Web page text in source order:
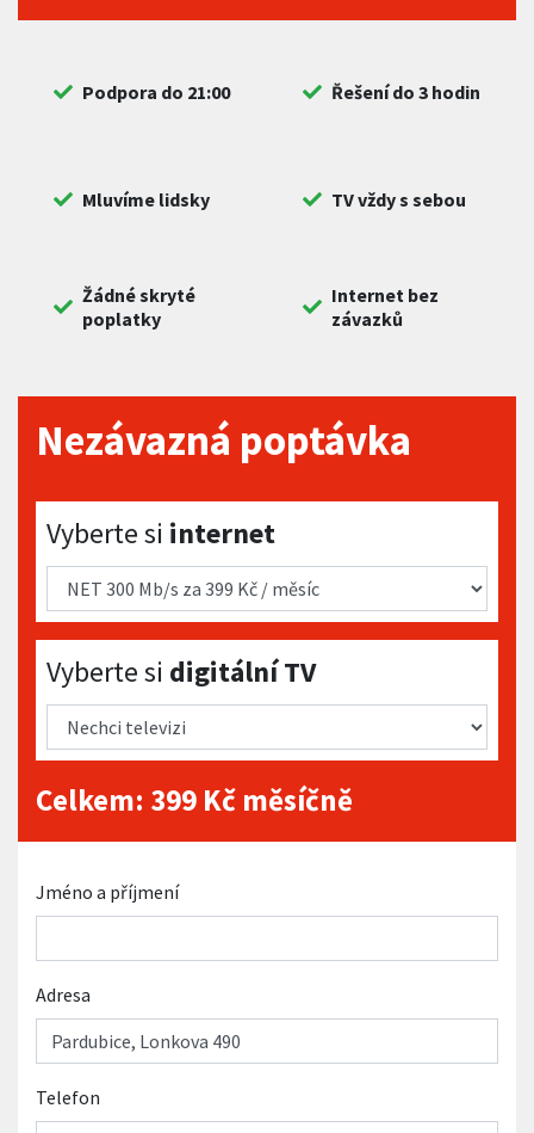
Podpora do 21:00 Řešení do 3 hodin
Mluvíme lidsky TV vždy s sebou
Žádné skryté
poplatky
Internet bez
závazků
Nezávazná poptávka
Vyberte si internet
Vyberte si internet
Vyberte si digitální TV
Vyberte si digitální TV
Celkem: 399 Kč měsíčně
Jméno a příjmení
Adresa
Telefon